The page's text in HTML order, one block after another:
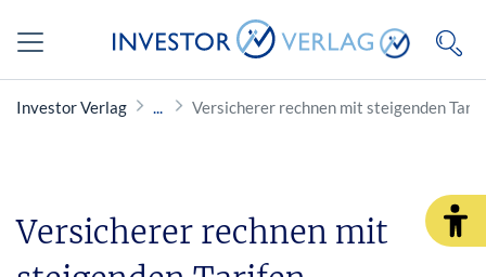
Investor Verlag Versicherer rechnen mit steigenden
Versicherer rechnen mit